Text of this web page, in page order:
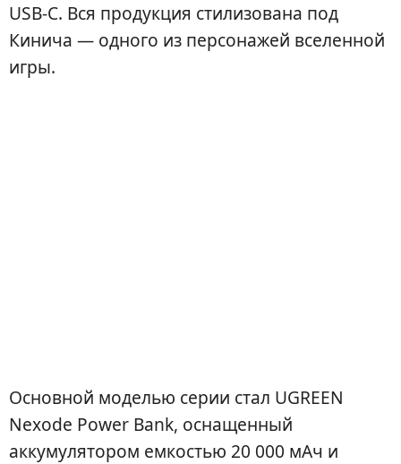
USB-C. Вся продукция стилизована под
Кинича — одного из персонажей вселенной
игры.
Основной моделью серии стал UGREEN
Nexode Power Bank, оснащенный
аккумулятором емкостью 20 000 мАч и